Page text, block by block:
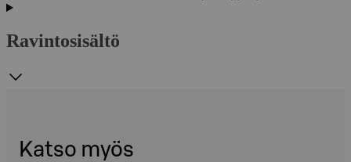
Ravintosisältö
Katso myös